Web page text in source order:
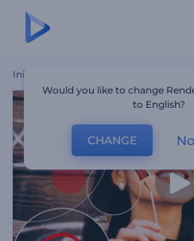
Inicio
Would you like to change
to English?
CHANGE